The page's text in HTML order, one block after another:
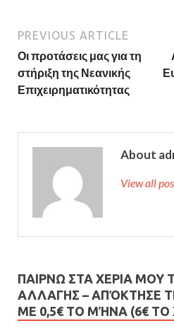
PREVIOUS ARTICLE
Οι προτάσεις μας για τη
στήριξη της Νεανικής
Επιχειρηματικότητας
About
View all
ΠΑΙΡΝΩ ΣΤΑ ΧΕΡΙΑ ΜΟΥ
ΑΛΛΑΓΗΣ – AΠΌΚΤΗΣΕ
ΜΕ 0,5€ ΤΟ ΜΉΝΑ (6€